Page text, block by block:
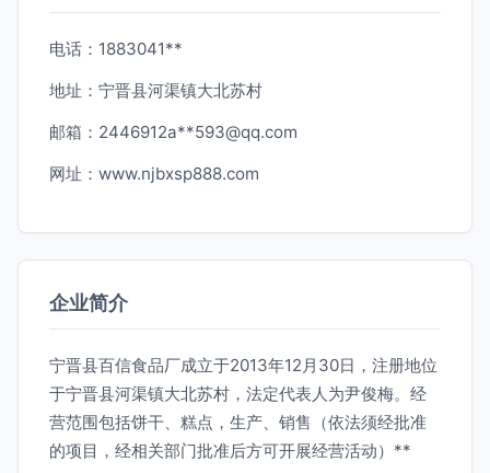
电话：1883041**
地址：宁晋县河渠镇大北苏村
邮箱：2446912a**593@qq.com
网址： www.njbxsp888.com
企业简介
宁晋县百信食品厂成立于2013年12月30日，注册地位
于宁晋县河渠镇大北苏村，法定代表人为尹俊梅。经
营范围包括饼干、糕点，生产、销售（依法须经批准
的项目，经相关部门批准后方可开展经营活动）**